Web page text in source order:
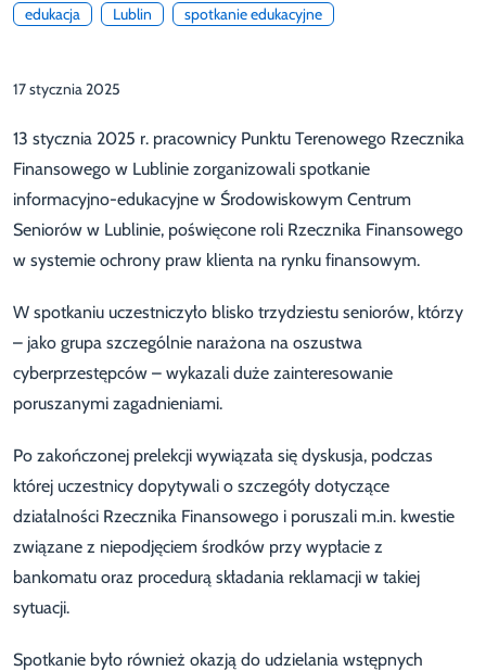
edukacja Lublin spotkanie edukacyjne
17 stycznia 2025
13 stycznia 2025 r. pracownicy Punktu Terenowego Rzecznika
Finansowego w Lublinie zorganizowali spotkanie
informacyjno-edukacyjne w Środowiskowym Centrum
Seniorów w Lublinie, poświęcone roli Rzecznika Finansowego
w systemie ochrony praw klienta na rynku finansowym.
W spotkaniu uczestniczyło blisko trzydziestu seniorów, którzy
– jako grupa szczególnie narażona na oszustwa
cyberprzestępców – wykazali duże zainteresowanie
poruszanymi zagadnieniami.
Po zakończonej prelekcji wywiązała się dyskusja, podczas
której uczestnicy dopytywali o szczegóły dotyczące
działalności Rzecznika Finansowego i poruszali m.in. kwestie
związane z niepodjęciem środków przy wypłacie z
bankomatu oraz procedurą składania reklamacji w takiej
sytuacji.
Spotkanie było również okazją do udzielania wstępnych